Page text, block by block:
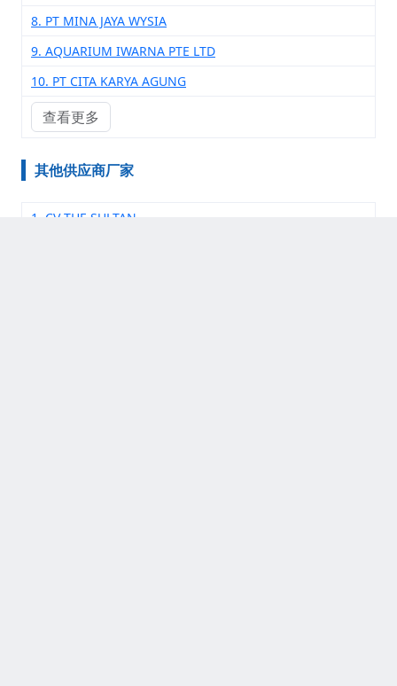
8. PT MINA JAYA WYSIA
9. AQUARIUM IWARNA PTE LTD
10. PT CITA KARYA AGUNG
查看更多
其他供应商厂家
1. CV THE SULTAN